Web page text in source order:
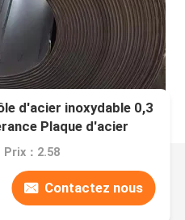
d'acier inoxydable 0,3
Plaque d'acier
Prix：2.58
Contactez nous